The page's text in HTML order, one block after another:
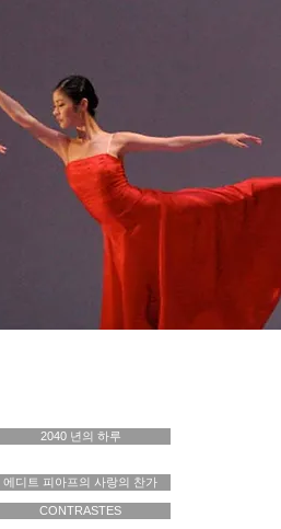
2014
에디트 피아프의 사랑의 찬가
2040 년의 하루
CONTRASTES